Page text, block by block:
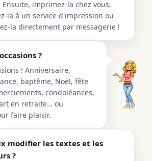
Ensuite, imprimez-la chez vous,
la à un service d'impression ou
la directement par messagerie !
?
! Anniversaire,
baptême, Noël, fête
condoléances,
en retraite… ou
faire plaisir.
modifier les textes et les
?